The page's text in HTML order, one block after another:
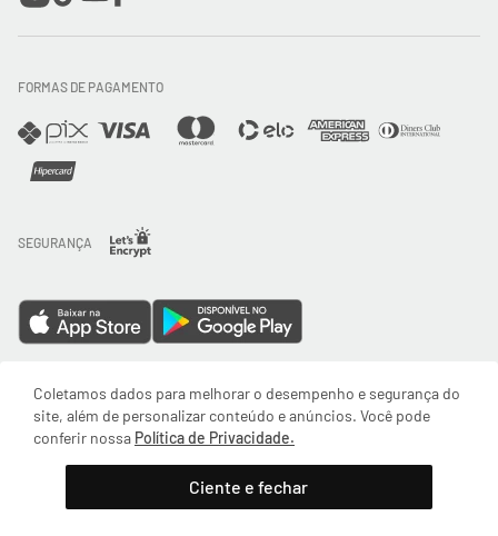
Coletamos dados para melhorar o desempenho e segurança do
site, além de personalizar conteúdo e anúncios. Você pode
conferir nossa Política de Privacidade.
Ciente e fechar
Adicionar à sacola
Trocas e Devoluções
Direito de Arrependimento
Política de Privacidade
FORMAS DE PAGAMENTO
SEGURANÇA
Horário de Atendimento: De segunda a quinta-feira das 08:30 às 17:30 e sexta-feira
até as 16:30, exceto feriados - Rua Alpont, 428 nível 2 - Bairro Capuava Mauá - São
Paulo, CEP: 09380-115 - Valisere Comércio de Roupas e Acessórios Ltda - CNPJ:
57.484.768/0064-89
© Body For Sure 2025 - Todos os direitos reservados